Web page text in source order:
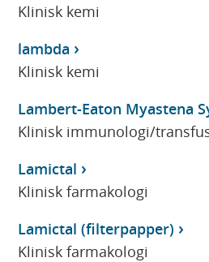
Klinisk kemi
lambda
Klinisk kemi
Lambert-Eaton Myastena
Klinisk immunologi/
Lamictal
Klinisk farmakologi
Lamictal (filterpapper)
Klinisk farmakologi